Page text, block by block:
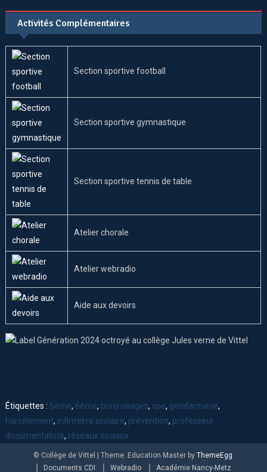
Activités Complémentaires
Section sportive football
Section sportive gymnastique
Section sportive tennis de table
Atelier chorale
Atelier webradio
Aide aux devoirs
Étiquettes : 5ème, 6ème, bons usages, cpe, gendarmerie,
harcèlement, infirmière scolaire, prévention, professeur
documentaliste, réseaux sociaux
© Collège de Vittel Theme: Education Master by ThemeEgg.
Documents CDI
Webradio Académie Nancy-Metz